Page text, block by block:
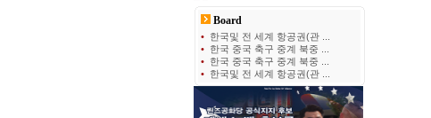
Board
• 한국및 전 세계 항공권(관 ...
• 한국 중국 축구 중계 북중 ...
• 한국 중국 축구 중계 북중 ...
• 한국및 전 세계 항공권(관 ...